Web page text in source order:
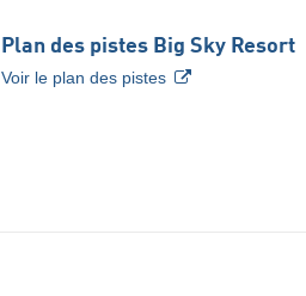
Plan des pistes Big Sky Resort
Voir le plan des pistes